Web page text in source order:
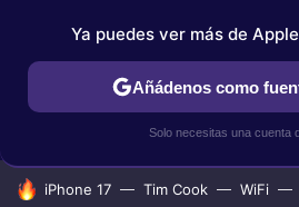
IPHONE TUTORIALES
HOY SE HABLA DE
iPhone 17 Tim Cook WiFi
Ya puedes ver más de
Añádenos como
Solo necesitas una cuenta